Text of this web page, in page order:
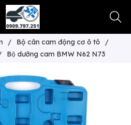
/ Bộ cân cam động cơ ô tô
/
Bộ dưỡng cam BMW N62 N73